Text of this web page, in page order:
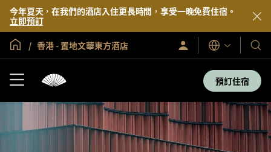
今年夏天，在我們的酒店入住更長時間，享受一晚免費住宿。
立即預訂
全球首頁
香港 - 置地文華東方酒店
登
入/
語
言
我
們
的
酒
及
假
預訂住宿